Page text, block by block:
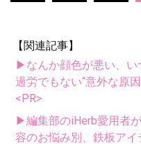
【関連記事】
▶なんか顔色が悪い、い
過労でもない“意外な原
<PR>
▶編集部のiHerb愛用者
容のお悩み別、鉄板ア